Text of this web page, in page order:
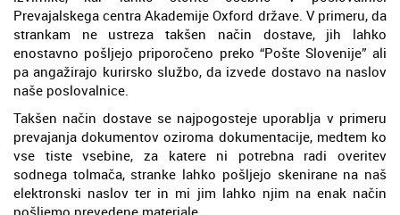
Prevajalskega centra Akademije Oxford države. V primeru, da
strankam ne ustreza takšen način dostave, jih lahko
enostavno pošljejo priporočeno preko “Pošte Slovenije” ali
pa angažirajo kurirsko službo, da izvede dostavo na naslov
naše poslovalnice.
Takšen način dostave se najpogosteje uporablja v primeru
prevajanja dokumentov oziroma dokumentacije, medtem ko
vse tiste vsebine, za katere ni potrebna radi overitev
sodnega tolmača, stranke lahko pošljejo skenirane na naš
elektronski naslov ter in mi jim lahko njim na enak način
pošljemo prevedene materiale.